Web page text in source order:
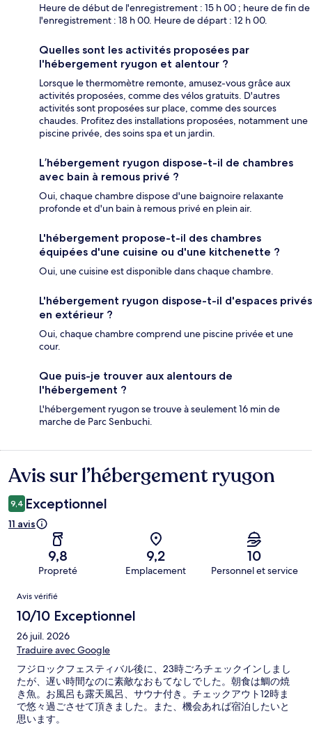
Heure de début de l'enregistrement : 15 h 00 ; heure de fin de
l'enregistrement : 18 h 00. Heure de départ : 12 h 00.
Quelles sont les activités proposées par
l'hébergement ryugon et alentour ?
Lorsque le thermomètre remonte, amusez-vous grâce aux
activités proposées, comme des vélos gratuits. D'autres
activités sont proposées sur place, comme des sources
chaudes. Profitez des installations proposées, notamment une
piscine privée, des soins spa et un jardin.
L’hébergement ryugon dispose-t-il de chambres
avec bain à remous privé ?
Oui, chaque chambre dispose d'une baignoire relaxante
profonde et d'un bain à remous privé en plein air.
L'hébergement propose-t-il des chambres
équipées d'une cuisine ou d'une kitchenette ?
Oui, une cuisine est disponible dans chaque chambre.
L'hébergement ryugon dispose-t-il d'espaces privés
en extérieur ?
Oui, chaque chambre comprend une piscine privée et une
cour.
Que puis-je trouver aux alentours de
l'hébergement ?
L'hébergement ryugon se trouve à seulement 16 min de
marche de Parc Senbuchi.
Avis
Avis sur l’hébergement ryugon
9,4 Exceptionnel
11 avis
9,8
Propreté
9,2
Emplacement
10
Personnel et service
Avis
Avis vérifié
10/10 Exceptionnel
26 juil. 2026
Traduire avec Google
フジロックフェスティバル後に、23時ごろチェックインしまし
たが、遅い時間なのに素敵なおもてなしでした。朝食は鯛の焼
き魚。お風呂も露天風呂、サウナ付き。チェックアウト12時ま
で悠々過ごさせて頂きました。また、機会あれば宿泊したいと
思います。